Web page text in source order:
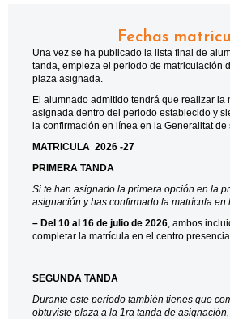
Fechas
Una vez se ha publicado la lista final de
tanda, empieza el periodo de matriculación
plaza asignada.
El alumnado admitido tendrá que realizar la
asignada dentro del periodo establecido y
la confirmación en línea en la Generalitat de
MATRICULA 2026 -27
PRIMERA TANDA
Si te han asignado la primera opción en la
asignación y has confirmado la matrícula en
– Del 10 al 16 de julio de 2026, ambos
completar la matrícula en el centro
SEGUNDA TANDA
Durante este periodo también tienes que
obtuviste plaza a la 1ra tanda de